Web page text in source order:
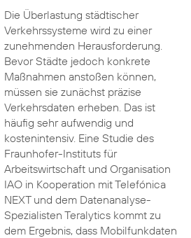
Die Überlastung städtischer
Verkehrssysteme wird zu einer
zunehmenden Herausforderung.
Bevor Städte jedoch konkrete
Maßnahmen anstoßen können,
müssen sie zunächst präzise
Verkehrsdaten erheben. Das ist
häufig sehr aufwendig und
kostenintensiv. Eine Studie des
Fraunhofer-Instituts für
Arbeitswirtschaft und Organisation
IAO in Kooperation mit Telefónica
NEXT und dem Datenanalyse-
Spezialisten Teralytics kommt zu
dem Ergebnis, dass Mobilfunkdaten